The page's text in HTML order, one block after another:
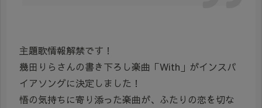
主題歌情報解禁です！
幾田りらさんの書き下ろし楽曲「With」がインスパ
イアソングに決定しました！
悟の気持ちに寄り添った楽曲が、ふたりの恋を切な